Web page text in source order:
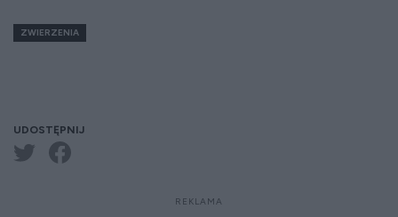
ZWIERZENIA
UDOSTĘPNIJ